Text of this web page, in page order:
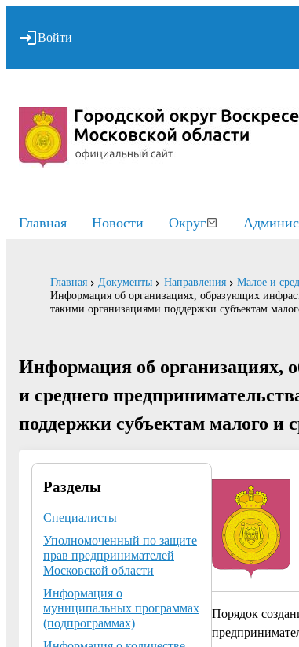
Войти
Главная Новости Округ
Главная Документы Направления
Малое и
Информация об организациях, образующих
такими организациями поддержки субъектам
Информация об организациях,
и среднего
поддержки субъектам малого и
Разделы
Специалисты
Уполномоченный по защите
прав предпринимателей
Московской области
Информация о
муниципальных программах
(подпрограммах)
Порядок